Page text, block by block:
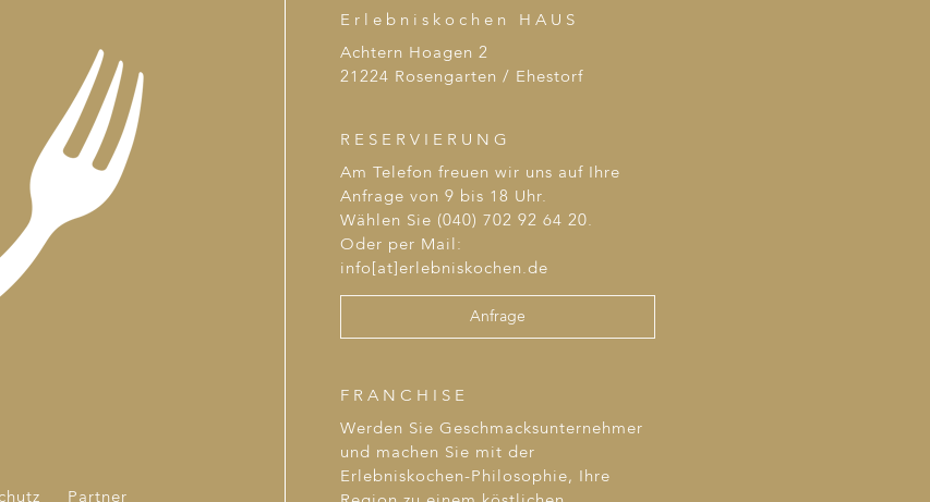
Partner
Erlebniskochen HAUS
Achtern Hoagen 2
21224 Rosengarten / Ehestorf
RESERVIERUNG
Am Telefon freuen wir uns auf Ihre
Anfrage von 9 bis 18 Uhr.
Wählen Sie (040) 702 92 64 20.
Oder per Mail:
info[at]erlebniskochen.de
Anfrage
FRANCHISE
Werden Sie Geschmacksunternehmer
und machen Sie mit der
Erlebniskochen-Philosophie, Ihre